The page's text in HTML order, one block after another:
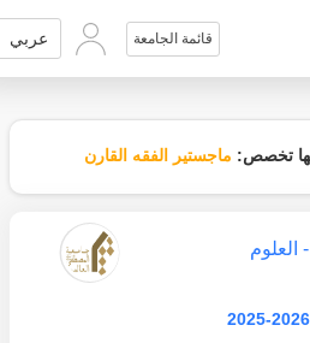
قائمة الجامعة عربي
تخصص:ماجستير الفقه القارن